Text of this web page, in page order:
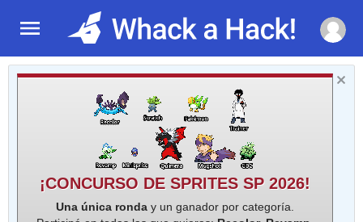
¡CONCURSO DE SPRITES SP 2026!
Una única ronday un ganador por categoría.